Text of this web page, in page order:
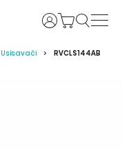
Prijava
Usisavači RVCLS144AB